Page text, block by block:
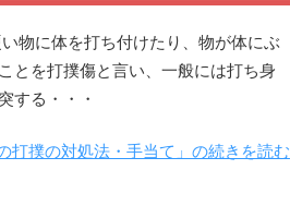
物に体を打ち付けたり、物が体にぶ
とを打撲傷と言い、一般には打ち身
する・・・
打撲の対処法・手当て」の続きを読む